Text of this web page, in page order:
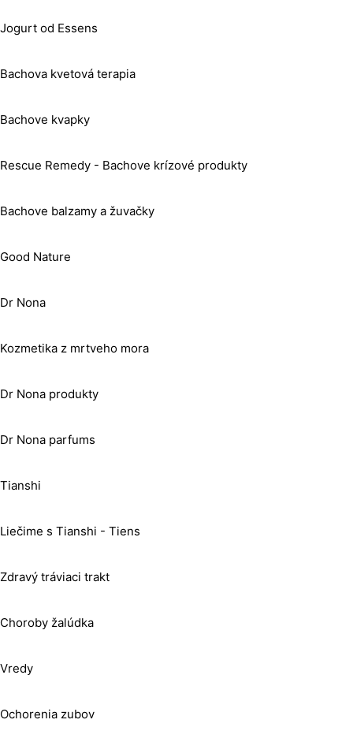
Jogurt od Essens
Bachova kvetová terapia
Bachove kvapky
Rescue Remedy - Bachove krízové produkty
Bachove balzamy a žuvačky
Good Nature
Dr Nona
Kozmetika z mrtveho mora
Dr Nona produkty
Dr Nona parfums
Tianshi
Liečime s Tianshi - Tiens
Zdravý tráviaci trakt
Choroby žalúdka
Vredy
Ochorenia zubov